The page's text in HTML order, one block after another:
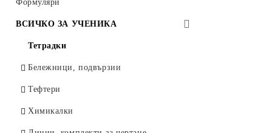
Колекция Rainbow Class
Луксозна серия EXACTIVE
Формуляри
ВСИЧКО ЗА УЧЕНИКА
Тетрадки
Бележници, подвързии
Тефтери
Химикалки